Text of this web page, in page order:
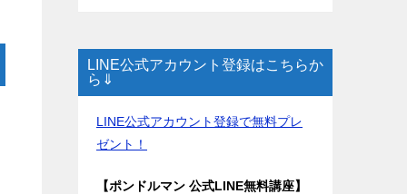
LINE公式アカウント登録はこちらか
ら⇓
LINE公式アカウント登録で無料プレ
ゼント！
【ポンドルマン 公式LINE無料講座】